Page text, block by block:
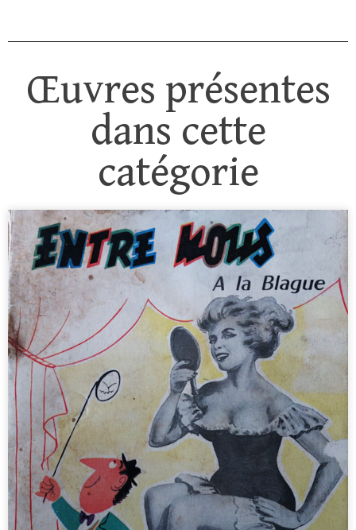
Œuvres présentes
dans cette
catégorie